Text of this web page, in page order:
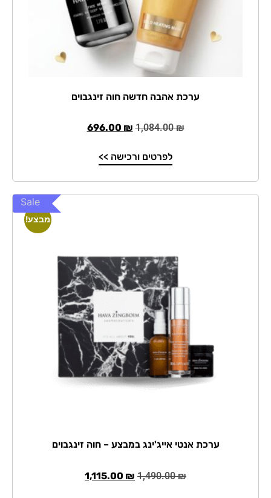
ערכת אהבה חדשה חוה זינגבוים
1,084.00₪
696.00 ₪
לפרטים ורכישה >>
מבצע!
ערכת אנטי אייג'ינג במבצע – חוה זינגבוים
1,490.00₪
1,115.00 ₪
Sale